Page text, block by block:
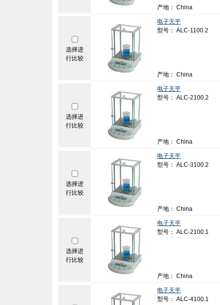
产地： China
选择进
行比较
电子天平
型号： ALC-1100.2
产地： China
选择进
行比较
电子天平
型号： ALC-2100.2
产地： China
选择进
行比较
电子天平
型号： ALC-3100.2
产地： China
选择进
行比较
电子天平
型号： ALC-2100.1
产地： China
电子天平
型号： ALC-4100.1